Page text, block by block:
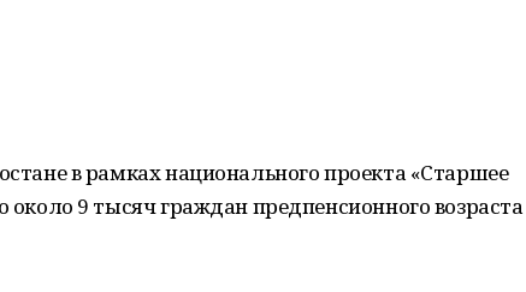
в рамках национального проекта «Старшее
около 9 тысяч граждан предпенсионного возраста